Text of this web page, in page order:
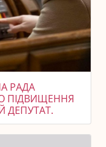
РАДА
ПІДВИЩЕННЯ
ДЕПУТАТ.